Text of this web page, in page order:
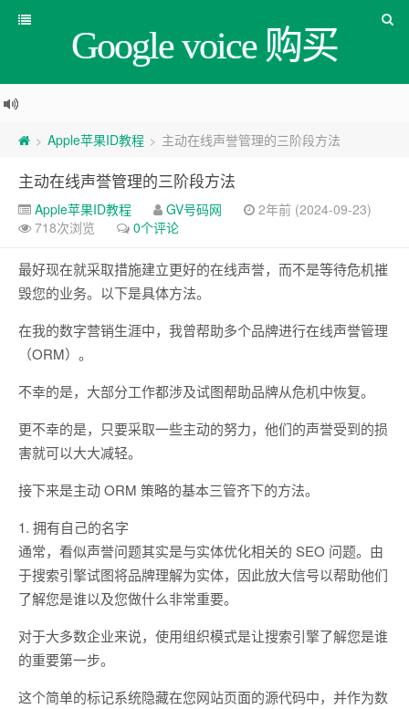
Google voice 购买
> Apple苹果ID教程 > 主动在线声誉管理的三阶段方法
主动在线声誉管理的三阶段方法
Apple苹果ID教程 GV号码网
2年前 (2024-09-23)
718次浏览
0个评论
最好现在就采取措施建立更好的在线声誉，而不是等待危机摧
毁您的业务。以下是具体方法。
在我的数字营销生涯中，我曾帮助多个品牌进行在线声誉管理
（ORM）。
不幸的是，大部分工作都涉及试图帮助品牌从危机中恢复。
更不幸的是，只要采取一些主动的努力，他们的声誉受到的损
害就可以大大减轻。
接下来是主动 ORM 策略的基本三管齐下的方法。
1. 拥有自己的名字
通常，看似声誉问题其实是与实体优化相关的 SEO 问题。由
于搜索引擎试图将品牌理解为实体，因此放大信号以帮助他们
了解您是谁以及您做什么非常重要。
对于大多数企业来说，使用组织模式是让搜索引擎了解您是谁
的重要第一步。
这个简单的标记系统隐藏在您网站页面的源代码中，并作为数